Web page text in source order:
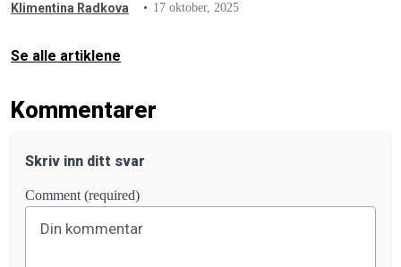
Klimentina Radkova 17 oktober, 2025
Se alle artiklene
Kommentarer
Skriv inn ditt svar
Comment (required)